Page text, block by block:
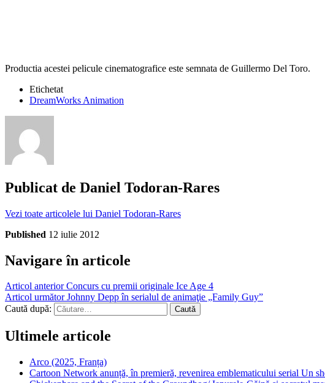
Productia acestei pelicule cinematografice este semnata de Guillermo Del Toro.
Etichetat
DreamWorks Animation
Publicat de Daniel Todoran-Rares
Vezi toate articolele lui Daniel Todoran-Rares
Published 12 iulie 2012
Navigare în articole
Articol anteriorConcurs cu premii originale Ice Age 4
Articol următorJohnny Depp în serialul de animaţie „Family Guy”
Caută după:
Ultimele articole
Arco (2025, Franța)
Cartoon Network anunță, în premieră, revenirea emblematicului serial Un